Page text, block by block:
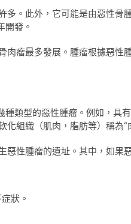
多。此外，它可能是由惡性骨
開發。
肉瘤最多發展。腫瘤根據惡
種類型的惡性腫瘤。例如，具
組織（肌肉，脂肪等）稱為“
惡性腫瘤的遺址。其中，如果
狀。